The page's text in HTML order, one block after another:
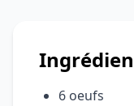
6 oeufs